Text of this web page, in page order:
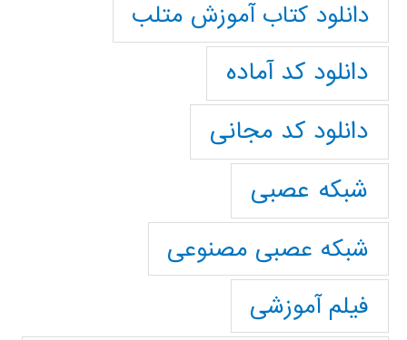
دانلود کتاب آموزش متلب
دانلود کد آماده
دانلود کد مجانی
شبکه عصبی
شبکه عصبی مصنوعی
فیلم آموزشی